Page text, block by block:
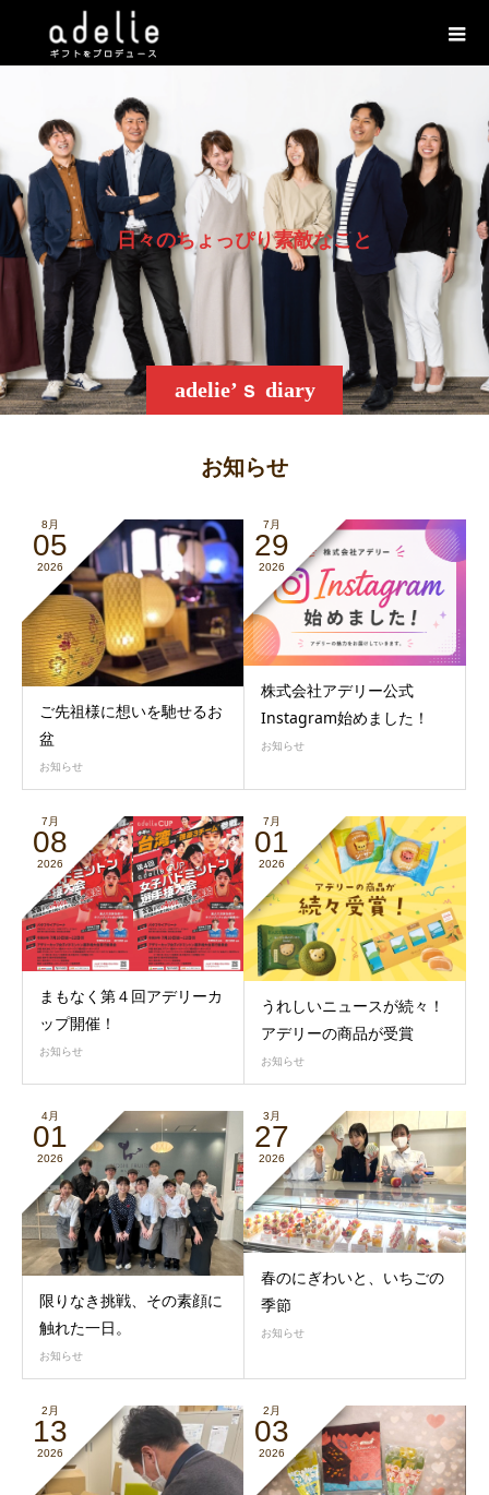
adelie’ｓ diary
日々のちょ っぴり素敵なこ と
お知らせ
8月
05
2026
ご先祖様に想いを馳せるお
盆
お知らせ
7月
29
2026
株式会社アデリー公式
Instagram始めました！
お知らせ
7月
08
2026
まもなく第４回アデリーカ
ップ開催！
お知らせ
7月
01
2026
うれしいニュースが続々！
アデリーの商品が受賞
お知らせ
4月
01
2026
限りなき挑戦、その素顔に
触れた一日。
お知らせ
3月
27
2026
春のにぎわいと、いちごの
季節
お知らせ
2月
13
2026
2月
03
2026